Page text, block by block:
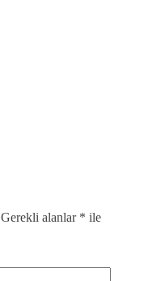
Gerekli alanlar * ile